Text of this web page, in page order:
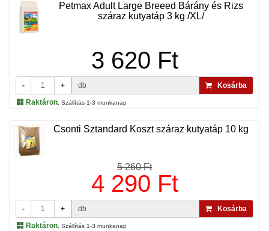
Petmax Adult Large Breeed Bárány és Rizs
száraz kutyatáp 3 kg /XL/
3 620 Ft
- + db
Kosárba
Raktáron , Szállítás 1-3 munkanap
Csonti Sztandard Koszt száraz kutyatáp 10 kg
5 260 Ft
4 290 Ft
- + db
Kosárba
Raktáron , Szállítás 1-3 munkanap